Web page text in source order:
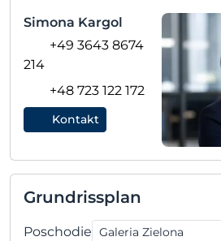
Simona Kargol
+49 3643 8674
214
+48 723 122 172
Kontakt
Grundrissplan
Poschodie